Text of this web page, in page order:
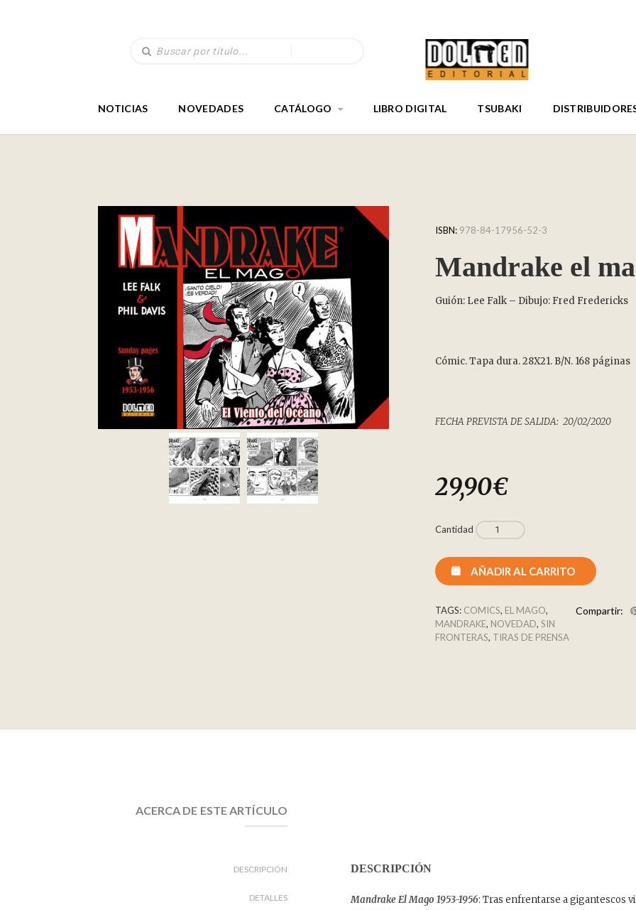
NOTICIAS NOVEDADES CATÁLOGO LIBRO DIGITAL TSUBAKI
ISBN: 978-84-17956-52-3
Mandrake el
Guión: Lee Falk – Dibujo: Fred Fredericks
Cómic. Tapa dura. 28X21. B/N. 168 páginas
FECHA PREVISTA DE SALIDA: 20/02/2020
29,90€
Cantidad
AÑADIR AL CARRITO
TAGS: COMICS, EL MAGO,
MANDRAKE, NOVEDAD, SIN
FRONTERAS, TIRAS DE PRENSA
Compartir:
ACERCA DE ESTE ARTÍCULO
DESCRIPCIÓN
DETALLES
DESCRIPCIÓN
Mandrake El Mago 1953-1956: Tras enfrentarse a gigantescos